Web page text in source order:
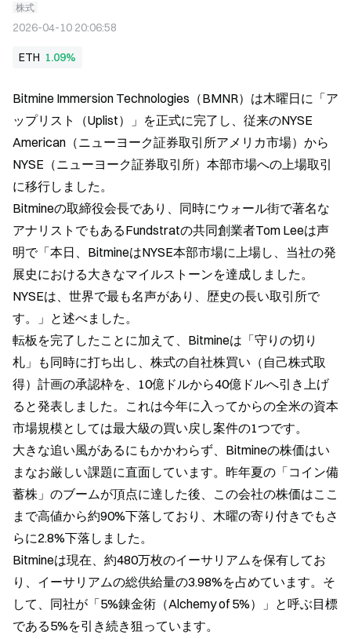
株式
2026-04-10 20:06:58
ETH 1.09%
Bitmine Immersion Technologies（BMNR）は木曜日に「ア
ップリスト（Uplist）」を正式に完了し、従来のNYSE
American（ニューヨーク証券取引所アメリカ市場）から
NYSE（ニューヨーク証券取引所）本部市場への上場取引
に移行しました。
Bitmineの取締役会長であり、同時にウォール街で著名な
アナリストでもあるFundstratの共同創業者Tom Leeは声
明で「本日、BitmineはNYSE本部市場に上場し、当社の発
展史における大きなマイルストーンを達成しました。
NYSEは、世界で最も名声があり、歴史の長い取引所で
す。」と述べました。
転板を完了したことに加えて、Bitmineは「守りの切り
札」も同時に打ち出し、株式の自社株買い（自己株式取
得）計画の承認枠を、10億ドルから40億ドルへ引き上げ
ると発表しました。これは今年に入ってからの全米の資本
市場規模としては最大級の買い戻し案件の1つです。
大きな追い風があるにもかかわらず、Bitmineの株価はい
まなお厳しい課題に直面しています。昨年夏の「コイン備
蓄株」のブームが頂点に達した後、この会社の株価はここ
まで高値から約90%下落しており、木曜の寄り付きでもさ
らに2.8%下落しました。
Bitmineは現在、約480万枚のイーサリアムを保有してお
り、イーサリアムの総供給量の3.98%を占めています。そ
して、同社が「5%錬金術（Alchemy of 5%）」と呼ぶ目標
である5%を引き続き狙っています。